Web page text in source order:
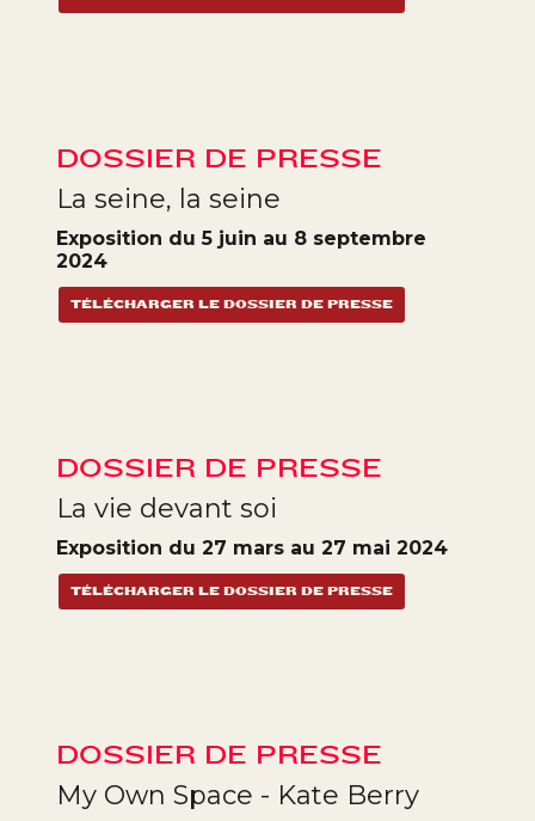
DOSSIER DE PRESSE
La seine, la seine
Exposition du 5 juin au 8 septembre
2024
TÉLÉCHARGER LE DOSSIER DE PRESSE
DOSSIER DE PRESSE
La vie devant soi
Exposition du 27 mars au 27 mai 2024
TÉLÉCHARGER LE DOSSIER DE PRESSE
DOSSIER DE PRESSE
My Own Space - Kate Berry